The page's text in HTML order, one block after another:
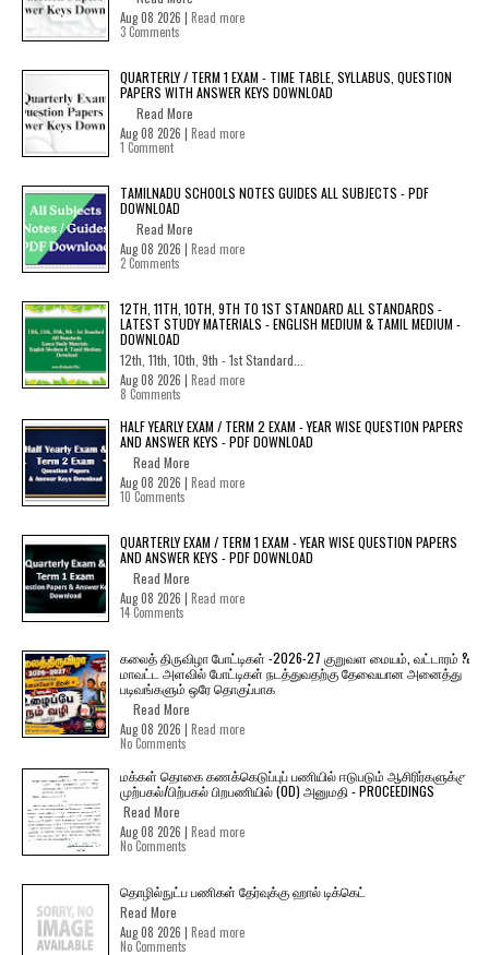
Aug 08 2026 | Read more
3 Comments
QUARTERLY / TERM 1 EXAM - TIME TABLE, SYLLABUS, QUESTION
PAPERS WITH ANSWER KEYS DOWNLOAD
Read More
Aug 08 2026 | Read more
1 Comment
TAMILNADU SCHOOLS NOTES GUIDES ALL SUBJECTS - PDF
DOWNLOAD
Read More
Aug 08 2026 | Read more
2 Comments
12TH, 11TH, 10TH, 9TH TO 1ST STANDARD ALL STANDARDS -
LATEST STUDY MATERIALS - ENGLISH MEDIUM & TAMIL MEDIUM -
DOWNLOAD
12th, 11th, 10th, 9th - 1st Standard...
Aug 08 2026 | Read more
8 Comments
HALF YEARLY EXAM / TERM 2 EXAM - YEAR WISE QUESTION PAPERS
AND ANSWER KEYS - PDF DOWNLOAD
Read More
Aug 08 2026 | Read more
10 Comments
QUARTERLY EXAM / TERM 1 EXAM - YEAR WISE QUESTION PAPERS
AND ANSWER KEYS - PDF DOWNLOAD
Read More
Aug 08 2026 | Read more
14 Comments
கலைத் திருவிழா போட்டிகள் -2026-27 குறுவள மையம், வட்டாரம் &
மாவட்ட அளவில் போட்டிகள் நடத்துவதற்கு தேவையான அனைத்து
படிவங்களும் ஒரே தொகுப்பாக
Read More
Aug 08 2026 | Read more
No Comments
மக்கள் தொகை கணக்கெடுப்புப் பணியில் ஈடுபடும் ஆசிரிர்களுக்கு
முற்பகல்/பிற்பகல் பிறபணியில் (OD) அனுமதி - PROCEEDINGS
Read More
Aug 08 2026 | Read more
No Comments
தொழில்நுட்ப பணிகள் தேர்வுக்கு ஹால் ​டிக்கெட்
Read More
Aug 08 2026 | Read more
No Comments